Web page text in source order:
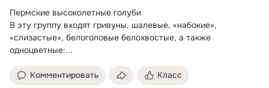
Пермские высоколетные голуби
В эту группу входят гривуны, шалевые, «набокие»,
«слизастые», белоголовые белохвостые, а также
одноцветные:...
Комментировать Класс